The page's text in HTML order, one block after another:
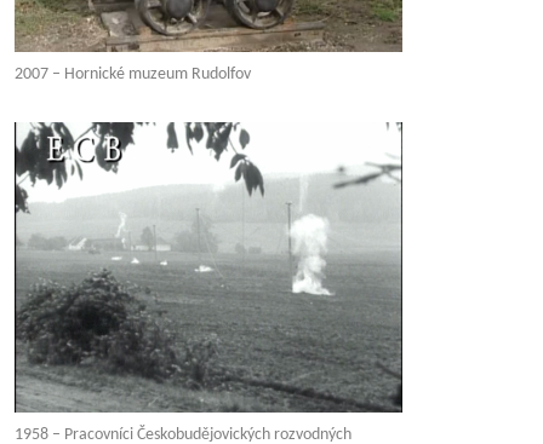
2007 – Hornické muzeum Rudolfov
1958 – Pracovníci Českobudějovických rozvodných